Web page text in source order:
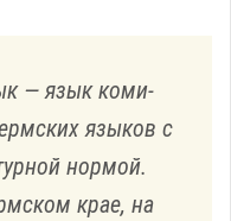
— язык коми-
языков с
нормой.
крае, на